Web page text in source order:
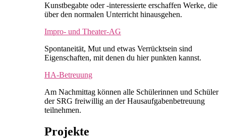
Kunstbegabte oder -interessierte erschaffen Werke, die
über den normalen Unterricht hinausgehen.
Impro- und Theater-AG
Spontaneität, Mut und etwas Verrücktsein sind
Eigenschaften, mit denen du hier punkten kannst.
HA-Betreuung
Am Nachmittag können alle Schülerinnen und Schüler
der SRG freiwillig an der Hausaufgabenbetreuung
teilnehmen.
Projekte